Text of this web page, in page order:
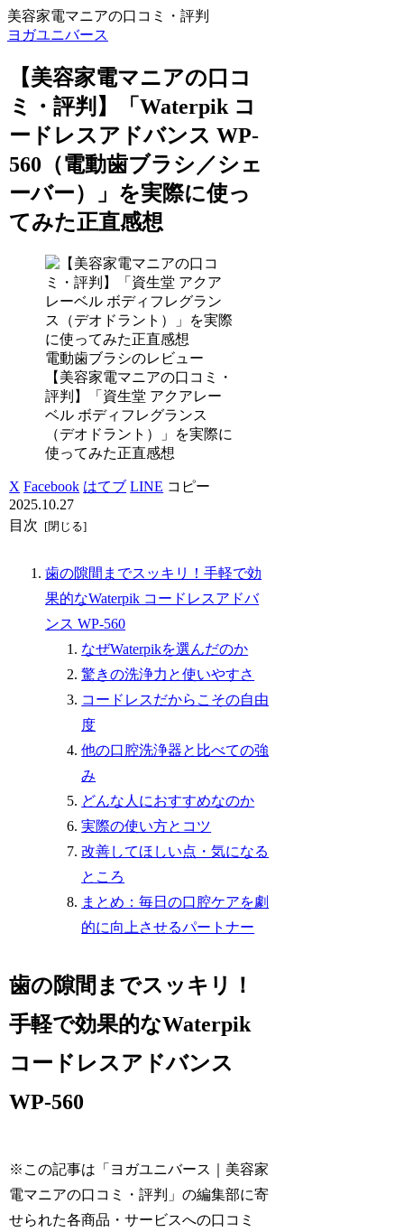
美容家電マニアの口コミ・評判
ヨガユニバース
【美容家電マニアの口コ
ミ・評判】「Waterpik コ
ードレスアドバンス WP-
560（電動歯ブラシ／シェ
ーバー）」を実際に使っ
てみた正直感想
電動歯ブラシのレビュー
【美容家電マニアの口コミ・
評判】「資生堂 アクアレー
ベル ボディフレグランス
（デオドラント）」を実際に
使ってみた正直感想
X Facebook はてブ LINE コピー
2025.10.27
目次
歯の隙間までスッキリ！手軽で効
果的なWaterpik コードレスアドバ
ンス WP-560
なぜWaterpikを選んだのか
驚きの洗浄力と使いやすさ
コードレスだからこその自由
度
他の口腔洗浄器と比べての強
み
どんな人におすすめなのか
実際の使い方とコツ
改善してほしい点・気になる
ところ
まとめ：毎日の口腔ケアを劇
的に向上させるパートナー
歯の隙間までスッキリ！
手軽で効果的なWaterpik
コードレスアドバンス
WP-560
※この記事は「ヨガユニバース｜美容家
電マニアの口コミ・評判」の編集部に寄
せられた各商品・サービスへの口コミ